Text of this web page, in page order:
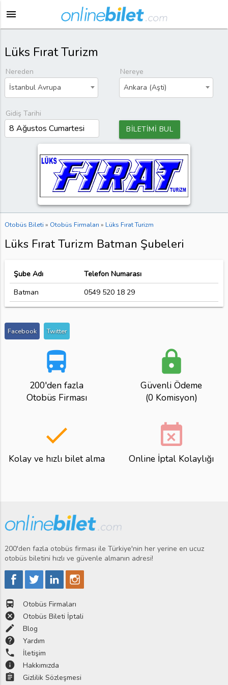
menu
Lüks Fırat Turizm
Nereden
İstanbul Avrupa
Nereye
Ankara (Aşti)
Gidiş Tarihi
BİLETİMİ BUL
Otobüs Bileti » Otobüs Firmaları » Lüks Fırat Turizm
Lüks Fırat Turizm Batman Şubeleri
Şube Adı
Telefon Numarası
Batman
0549 520 18 29
Facebook Twitter
directions_bus
200'den fazla
Otobüs Firması
lock
Güvenli Ödeme
(0 Komisyon)
done
Kolay ve hızlı bilet alma
event_busy
Online İptal Kolaylığı
200'den fazla otobüs firması ile Türkiye'nin her yerine en ucuz
otobüs biletini hızlı ve güvenle almanın adresi!
directions_bus Otobüs Firmaları
cancel Otobüs Bileti İptali
edit Blog
help Yardım
phone İletişim
info Hakkımızda
assignment Gizlilik Sözleşmesi